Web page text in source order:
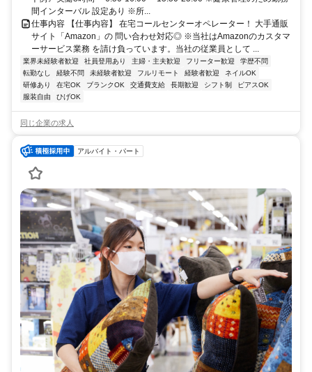
間インターバル 設定あり ※所...
仕事内容 【仕事内容】 在宅コールセンターオペレーター！ 大手通販
サイト「Amazon」の 問い合わせ対応◎ ※当社はAmazonのカスタマ
ーサービス業務 を請け負っています。当社の従業員として ...
業界未経験者歓迎 社員登用あり 主婦・主夫歓迎 フリーター歓迎
学歴不問
転勤なし
経験不問 未経験者歓迎 フルリモート 経験者歓迎
ネイルOK
研修あり
在宅OK ブランクOK 交通費支給 長期歓迎 シフト制
ピアスOK
服装自由
ひげOK
同じ企業の求人
アルバイト・パート